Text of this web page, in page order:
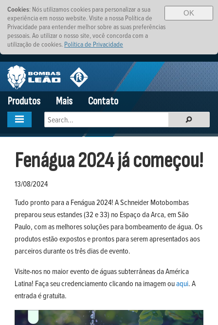
OK
Cookies: Nós utilizamos cookies para personalizar a sua
experiência em nosso website. Visite a nossa Política de
Privacidade para entender melhor sobre as suas preferências
pessoais. Ao utilizar o nosso site, você concorda com a
utilização de cookies. Política de Privacidade
Produtos Mais Contato
Fenágua 2024 já começou!
13/08/2024
Tudo pronto para a Fenágua 2024! A Schneider Motobombas
preparou seus estandes (32 e 33) no Espaço da Arca, em São
Paulo, com as melhores soluções para bombeamento de água. Os
produtos estão expostos e prontos para serem apresentados aos
parceiros durante os três dias de evento.
Visite-nos no maior evento de águas subterrâneas da América
Latina! Faça seu credenciamento clicando na imagem ouaqui. A
entrada é gratuita.